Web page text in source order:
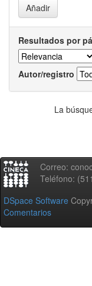
Resultados por
Autor/registro
La
Correo:
Teléfono:
DSpace Software
Comentarios